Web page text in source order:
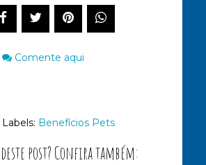
Comente aqui
Labels: Benefícios Pets
post? Confira também: